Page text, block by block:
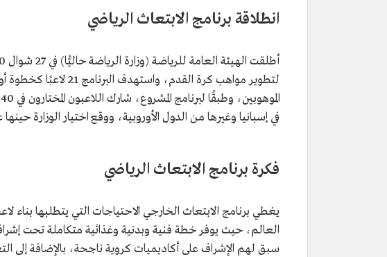
انطلاقة برنامج الابتعاث الرياضي
في إسبانيا وغيرها من الدول الأوروبية، ووقع اختيار الوزارة حينها على جيل مواليد 1999-
فكرة برنامج الابتعاث الرياضي
يغطي برنامج الابتعاث الخارجي الاحتياجات التي يتطلبها
العالم، حيث يوفر خطة فنية وبدنية وغذائية متكاملة تحت
سبق لهم الإشراف على أكاديميات كروية ناجحة، بالإضافة إلى